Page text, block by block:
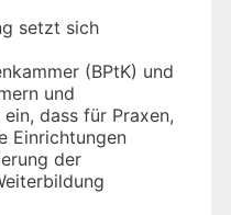
setzt sich
(BPtK) und
und
dass für Praxen,
Einrichtungen
der